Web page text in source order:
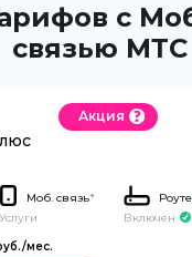
с
связью МТС
Акция
Моб. связь*
Услуги
Включен